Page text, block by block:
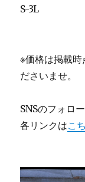
S-3L
※価格は掲載時
ださいませ。
SNSのフォロ
各リンクはこ